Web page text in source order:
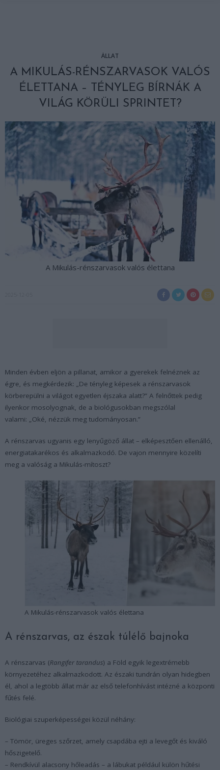
ÁLLAT
A MIKULÁS-RÉNSZARVASOK VALÓS
ÉLETTANA – TÉNYLEG BÍRNÁK A
VILÁG KÖRÜLI SPRINTET?
A Mikulás-rénszarvasok valós élettana
Minden évben eljön a pillanat, amikor a gyerekek felnéznek az
égre, és megkérdezik: „De tényleg képesek a rénszarvasok
körberepülni a világot egyetlen éjszaka alatt?” A felnőttek pedig
ilyenkor mosolyognak, de a biológusokban megszólal
valami: „Oké, nézzük meg tudományosan.”
A rénszarvas ugyanis egy lenyűgöző állat – elképesztően ellenálló,
energiatakarékos és alkalmazkodó. De vajon mennyire közelíti
meg a valóság a Mikulás-mítoszt?
A Mikulás-rénszarvasok valós élettana
A rénszarvas, az észak túlélő bajnoka
A rénszarvas (Rangifer tarandus) a Föld egyik legextrémebb
környezetéhez alkalmazkodott. Az északi tundrán olyan hidegben
él, ahol a legtöbb állat már az első telefonhívást intézné a központi
fűtés felé.
Biológiai szuperképességei közül néhány:
– Tömör, üreges szőrzet, amely csapdába ejti a levegőt és kiváló
hőszigetelő.
– Rendkívül alacsony hőleadás – a lábukat például külön hűtési